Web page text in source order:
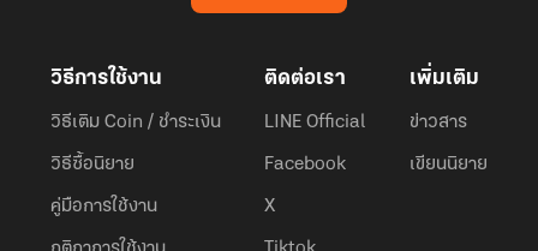
วิธีการใช้งาน
วิธีเติม Coin / ชำระเงิน
วิธีซื้อนิยาย
คู่มือการใช้งาน
ติดต่อเรา
LINE Official
Facebook
X
เพิ่มเติม
ข่าวสาร
เขียนนิยาย